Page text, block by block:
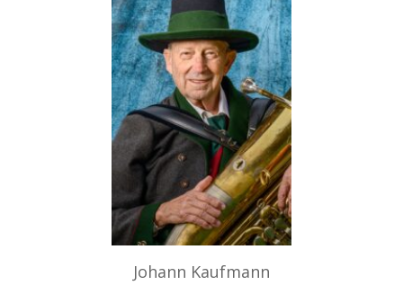
Johann Kaufmann